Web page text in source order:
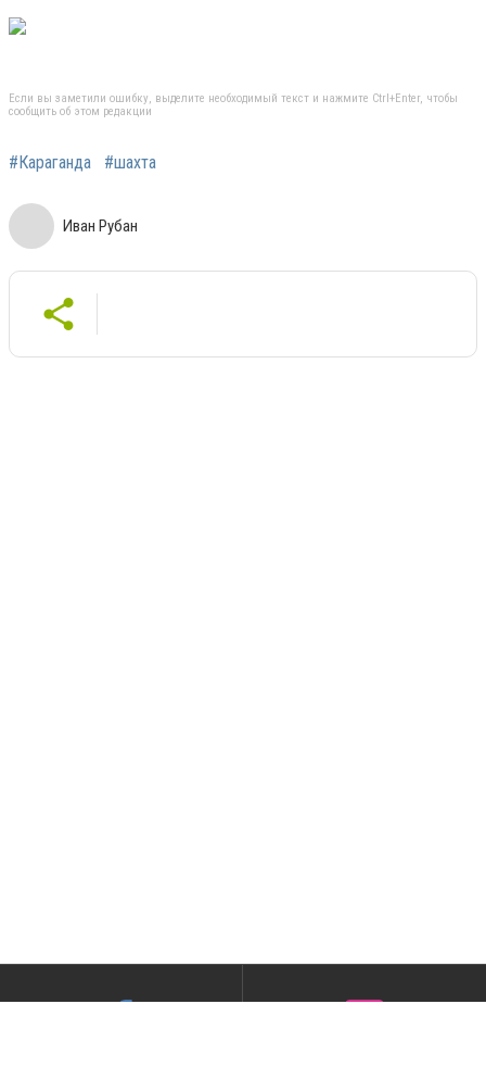
Если вы заметили ошибку, выделите необходимый текст и нажмите Ctrl+Enter, чтобы
сообщить об этом редакции
#Караганда #шахта
Иван Рубан